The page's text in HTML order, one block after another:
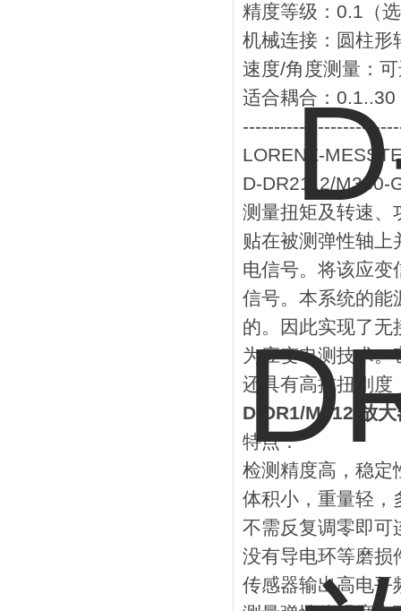
精度等级：0.1（
机械连接：圆柱形
速度/角度测量：
适合耦合：
LORENZ-
D-DR2112/M350-
测量扭矩及转速、
贴在被测弹性轴
电信号。将该应变
信号。本系统的能
的。因此实现了无
为应变电测技术。
还具有高抗扭刚度
D-DR1/M312 放大
特点：
检测精度高，稳定
体积小，重量轻，
不需反复调零即可
没有导电环等磨损
传感器输出高电平